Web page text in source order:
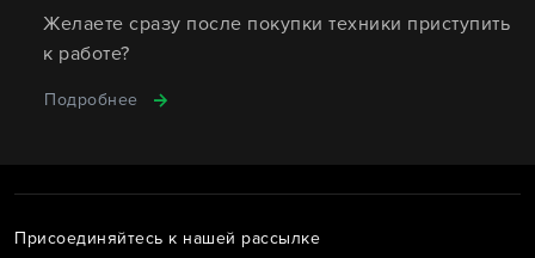
Желаете сразу после покупки техники приступить
к работе?
Подробнее
Присоединяйтесь к нашей рассылке